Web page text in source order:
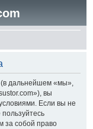
(в дальнейшем «мы»,
вы
Если вы не
за собой право